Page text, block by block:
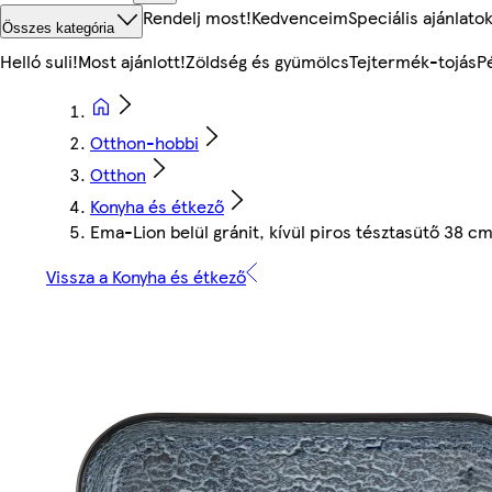
Összes kategória Rendelj most!KedvenceimSpeciális ajánlatok
Helló suli!Most ajánlott!Zöldség és gyümölcsTejtermék-tojás
Otthon-hobbi
Otthon
Konyha és étkező
Ema-Lion belül gránit, kívül piros tésztasütő 38 cm
Vissza a Konyha és étkező